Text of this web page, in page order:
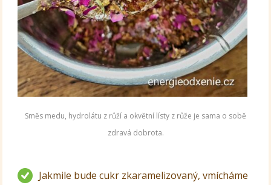
Směs medu, hydrolátu z růží a okvětní lísty z růže je sama o sobě
zdravá dobrota.
Jakmile bude cukr zkaramelizovaný, vmícháme